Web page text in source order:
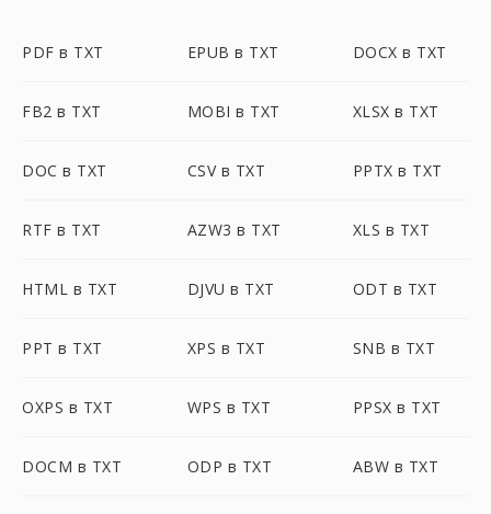
PDF в TXT EPUB в TXT DOCX в TXT
FB2 в TXT MOBI в TXT XLSX в TXT
DOC в TXT CSV в TXT PPTX в TXT
RTF в TXT AZW3 в TXT XLS в TXT
HTML в TXT DJVU в TXT ODT в TXT
PPT в TXT XPS в TXT SNB в TXT
OXPS в TXT WPS в TXT PPSX в TXT
DOCM в TXT ODP в TXT ABW в TXT